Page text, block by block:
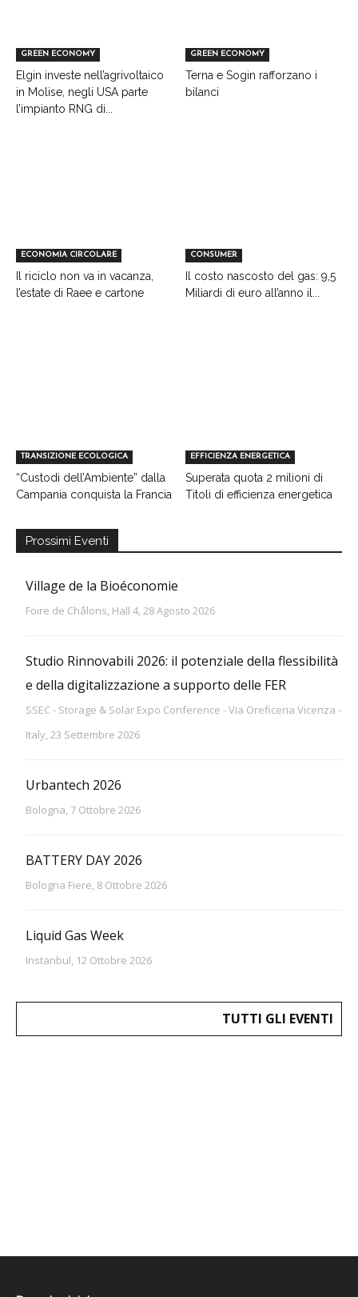
GREEN ECONOMY
Elgin investe nell’agrivoltaico
in Molise, negli USA parte
l’impianto RNG di...
GREEN ECONOMY
Terna e Sogin rafforzano i
bilanci
ECONOMIA CIRCOLARE
Il riciclo non va in vacanza,
l’estate di Raee e cartone
CONSUMER
Il costo nascosto del gas: 9,5
Miliardi di euro all’anno il...
TRANSIZIONE ECOLOGICA
“Custodi dell’Ambiente” dalla
Campania conquista la Francia
EFFICIENZA ENERGETICA
Superata quota 2 milioni di
Titoli di efficienza energetica
Prossimi Eventi
Village de la Bioéconomie
Foire de Châlons, Hall 4, 28 Agosto 2026
Studio Rinnovabili 2026: il potenziale della flessibilità
e della digitalizzazione a supporto delle FER
SSEC - Storage & Solar Expo Conference - Via Oreficeria Vicenza -
Italy, 23 Settembre 2026
Urbantech 2026
Bologna, 7 Ottobre 2026
BATTERY DAY 2026
Bologna Fiere, 8 Ottobre 2026
Liquid Gas Week
Instanbul, 12 Ottobre 2026
TUTTI GLI EVENTI